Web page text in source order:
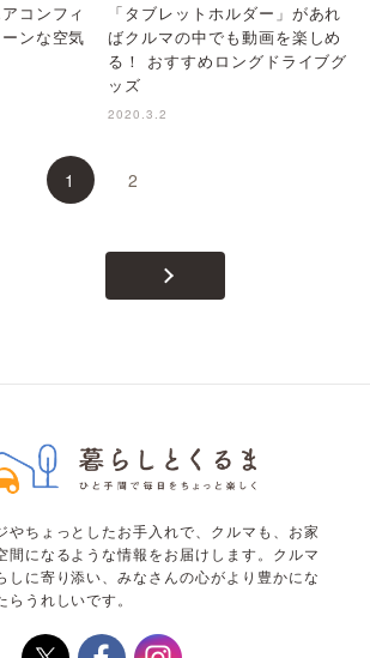
コンフィ
ンな空気
「タブレットホルダー」があれ
ばクルマの中でも動画を楽しめ
る！ おすすめロングドライブグ
ッズ
2020.3.2
1 2
やちょっとしたお手入れで、クルマも、お家
間になるような情報をお届けします。クルマ
しに寄り添い、みなさんの心がより豊かにな
うれしいです。